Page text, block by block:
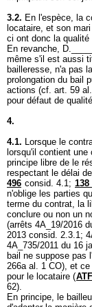
3.2. En l'espèce, la
locataire, et son
ci ont donc la qualité
En revanche,
même s'il est aussi
bailleresse, n'a pas
prolongation du bail
actions (cf. art. 59
pour défaut de
4.
4.1. Lorsque le
lorsqu'il contient
principe libre de le
respectant le délai
496 consid. 4.1; 138
n'oblige les parties
terme du contrat, la
conclure ou non un
(arrêts 4A_19/2016
2013 consid. 2.3.1;
4A_735/2011 du 16
bail ne suppose pas
266a al. 1 CO), et ce
pour le locataire (
62).
En principe, le